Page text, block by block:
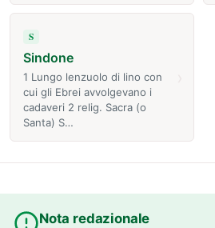
S
Sindone
1 Lungo lenzuolo di lino con
cui gli Ebrei avvolgevano i
cadaveri 2 relig. Sacra (o
Santa) S…
Nota redazionale